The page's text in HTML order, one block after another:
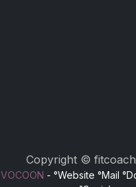
Copyright ©
VOCOON - °Website °Mail